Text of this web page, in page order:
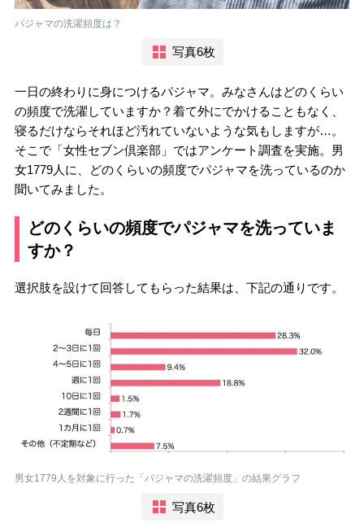
パジャマの洗濯頻度は？
写真6枚
一日の終わりに身につけるパジャマ。みなさんはどのくらい
の頻度で洗濯していますか？着て外にでかけることもなく、
寝るだけならそれほど汚れていないような気もしますが…。
そこで「女性セブン倶楽部」ではアンケート調査を実施。男
女1779人に、どのくらいの頻度でパジャマを洗っているのか
聞いてみました。
どのくらいの頻度でパジャマを洗っていま
すか？
選択肢を設けて回答してもらった結果は、下記の通りです。
男女1779人を対象に行った「パジャマの洗濯頻度」の結果グラフ
写真6枚